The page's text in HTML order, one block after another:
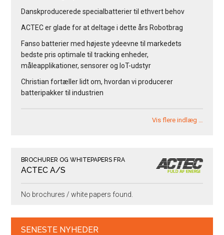
Danskproducerede specialbatterier til ethvert behov
ACTEC er glade for at deltage i dette års Robotbrag
Fanso batterier med højeste ydeevne til markedets
bedste pris optimale til tracking enheder,
måleapplikationer, sensorer og IoT-udstyr
Christian fortæller lidt om, hvordan vi producerer
batteripakker til industrien
Vis flere indlæg …
BROCHURER OG WHITEPAPERS FRA
ACTEC A/S
No brochures / white papers found.
SENESTE NYHEDER